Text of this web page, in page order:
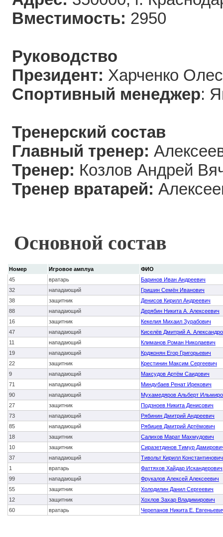
Вместимость: 2950
Руководство
Президент: Харченко
Спортивный менеджер:
Тренерский состав
Главный тренер:
Тренер: Козлов Андрей
Тренер вратарей:
Основной состав
Номер Игровое амплуа
ФИО
45
вратарь
Баринов Иван Андреевич
32
нападающий
Гришин Семён Иванович
38
защитник
Денисов Кирилл Андреевич
88
нападающий
Дерябин Никита А. Алексеевич
16
защитник
Кекелия Михаил Зурабович
47
нападающий
Киселёв Дмитрий А.
11
нападающий
Климанов Роман Николаевич
19
нападающий
Крджонян Егор Григорьевич
22
защитник
Крестинин Максим Сергеевич
9
нападающий
Максудов Артём Саидович
71
нападающий
Миндубаев Ренат Ирекович
90
нападающий
Мухамедяров Альберт
27
защитник
Подзноев Никита Денисович
73
нападающий
Рябинин Дмитрий Андреевич
85
нападающий
Рябицев Дмитрий Артёмович
18
защитник
Салихов Марат Махмудович
10
защитник
Сиразетдинов Тимур
37
нападающий
Тивольт Кирилл Константинович
1
вратарь
Фаттяхов Хайдар Искандерович
99
нападающий
Фрукалов Алексей Алексеевич
55
защитник
Холодилин Данил Сергеевич
12
защитник
Хохлов Захар Владимирович
60
вратарь Черепанов Никита Е.